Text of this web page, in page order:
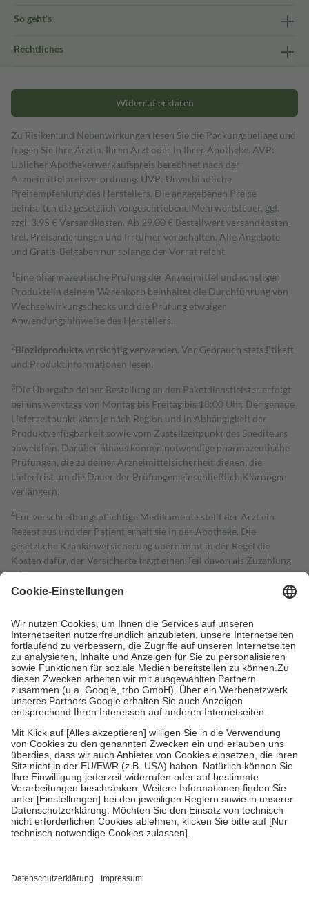
So geht's
Rechtliches
Widerruf erklären
Zu Risiken und Nebenwirkungen lesen Sie die Packungsbeilage und
fragen Sie Ihre Ärztin, Ihren Arzt oder in Ihrer Apotheke. AVP:
Üblicher Apothekenverkaufspreis berechnet nach der
Arzneimittelpreisverordnung. UVP: Unverbindliche
Preisempfehlung des Herstellers. Die angegebenen Preise
beinhalten die gesetzlich vorgeschriebene Mehrwertsteuer, ggf.
zzgl. 3,95 € Versandkosten. Ab 29,00 € Bestell­wert versand­kosten­
frei. Preisänderungen und Irrtümer vorbehalten. Alle Angebote
und Gratis-Beigaben nur solange der Vorrat reicht.
1 Eine pharmazeutische Prüfung der Arzneimittel und sonstigen
Produkte in deinem Warenkorb beinhaltet die Durchführung von
Wechselwirkungschecks und die Prüfung etwaiger
Anwendungshinweise des Herstellers.
2Biozidproduktevorsichtig verwenden. Vor Gebrauch stets Etikett
und Produktinformationen lesen.
3Die Übergabe deiner Bestellung an den Paketdienstleister erfolgt
bei uns werktags von Montag bis Freitag bis 18:00 Uhr. Der genaue
Lieferzeitpunkt kann je nach Region und in Abhängigkeit der
Produktverfügbarkeit sowie vom Zustellzeitpunkt des Spediteurs
abweichen. Darüber hinaus können notwendige pharmazeutische
Prüfungen, die zu deiner Arzneimittelsicherheit dienen, die
Lieferfrist um die Dauer der Prüfungen einschließlich Klärungen
verlängern.
4Für verschreibungspflichtige Medikamente stellt der Arzt ein
Rezept aus und der Patient erhält sie in der Apotheke. Die
gesetzliche Krankenversicherung übernimmt in der Regel die
Kosten dafür, der Versicherte trägt einen Teil davon als Zuzahlung
mit.
Grundsätzlich leisten Mitglieder Zuzahlungen in Höhe von zehn
höchstens zehn Euro.
Es sind jedoch nie mehr als die tatsächlichen
Kosten der Leistung zu entrichten.
Diese Regeln gelten grundsätzlich auch für Online-Apotheken.
Bei Heilmitteln und häuslicher Krankenpflege beträgt die
Zuzahlung zehn Prozent der Kosten sowie zehn Euro je
Verordnung.
Um das Engagement der Versicherten für ihre eigene Gesundheit zu
stärken und die besondere Stellung der Familie zu unterstützen,
fallenkeine Zuzahlungenan bei:
• Kindern und Jugendlichen bis zum vollendeten 18. Lebensjahr
mit Ausnahme der Fahrkosten
• Untersuchungen zur Vorsorge und Früherkennung, die von der
GKV getragen werden
• empfohlenen Schutzimpfungen
• Harn- und Blutteststreifen
getroffen, um sicherzustellen, dass es sich um echte Bewertungen